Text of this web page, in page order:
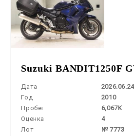
Suzuki BANDIT1250F
Дата
2026.06.24
Год
2010
Пробег
6,067K
Оценка
4
Лот
№ 7773